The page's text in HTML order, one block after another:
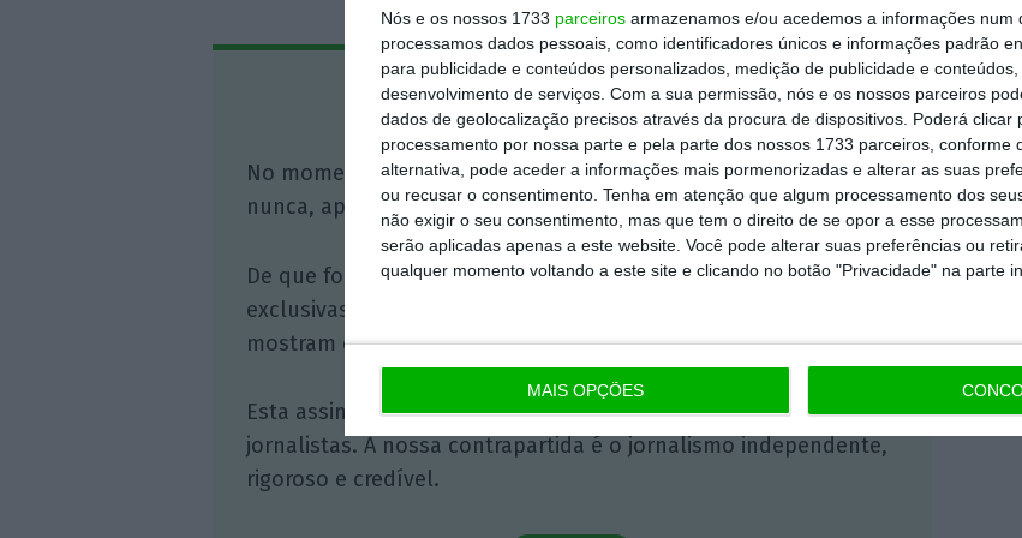
Nós e os nossos 1733 parceiros armazenamos e/ou acedemos a informações num
processamos dados pessoais, como identificadores únicos e informações padrão
para publicidade e conteúdos personalizados, medição de publicidade e
desenvolvimento de serviços. Com a sua permissão, nós e os nossos parceiros
dados de geolocalização precisos através da procura de dispositivos. Poderá clicar
processamento por nossa parte e pela parte dos nossos 1733 parceiros, conforme
alternativa, pode aceder a informações mais pormenorizadas e alterar as suas
ou recusar o consentimento. Tenha em atenção que algum processamento dos
não exigir o seu consentimento, mas que tem o direito de se opor a esse
serão aplicadas apenas a este website. Você pode alterar suas preferências ou
qualquer momento voltando a este site e clicando no botão "Privacidade" na parte
MAIS OPÇÕES
Assine o ECO Premium
No momento em que a informação é mais importante do que
nunca, apoie o jornalismo independente e rigoroso.
De que forma? Assine o ECO Premium e tenha acesso a notícias
exclusivas, à opinião que conta, às reportagens e especiais que
mostram o outro lado da história.
Esta assinatura é uma forma de apoiar o ECO e os seus
jornalistas. A nossa contrapartida é o jornalismo independente,
rigoroso e credível.